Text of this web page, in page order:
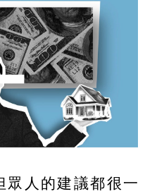
眾人的建議都很一